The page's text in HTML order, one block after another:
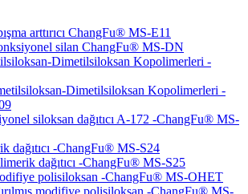
arttırıcı ChangFu® MS-E11
silan ChangFu® MS-DN
Dimetilsiloksan Kopolimerleri -
Dimetilsiloksan Kopolimerleri -
siloksan dağıtıcı A-172 -ChangFu® MS-
dağıtıcı -ChangFu® MS-S24
dağıtıcı -ChangFu® MS-S25
polisiloksan -ChangFu® MS-OHET
modifiye polisiloksan -ChangFu® MS-